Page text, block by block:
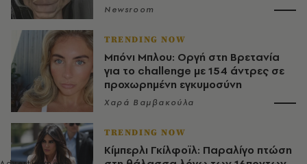
Newsroom
TRENDING NOW
Μπόνι Μπλου: Οργή στη Βρετανία
για το challenge με 154 άντρες σε
προχωρημένη εγκυμοσύνη
Χαρά Βαμβακούλα
TRENDING NOW
Κίμπερλι Γκίλφοϊλ: Παραλίγο πτώση